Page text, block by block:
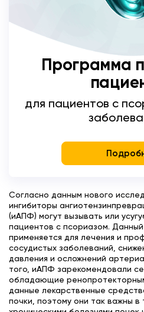
Программа
для пациентов с
Согласно данным нового
ингибиторы
(иАПФ) могут вызывать или
пациентов с псориазом.
применяется для лечения и
сосудистых заболеваний,
давления и осложнений
того, иАПФ зарекомендовали
обладающие
данные лекарственные
почки, поэтому они так важны